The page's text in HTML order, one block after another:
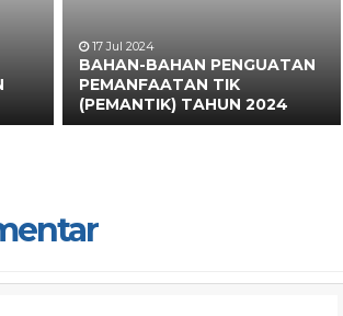
17 Jul 2024
BAHAN-BAHAN PENGUATAN
PEMANFAATAN TIK
(PEMANTIK) TAHUN 2024